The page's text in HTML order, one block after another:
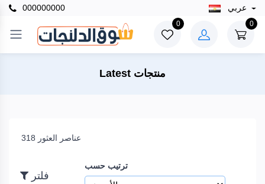
000000000
0 0
Latest منتجات
فلتر
318 عناصر العثور
فلتر
ترتيب حسب